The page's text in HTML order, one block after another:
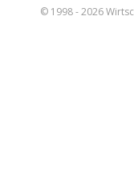
© 1998 - 2026